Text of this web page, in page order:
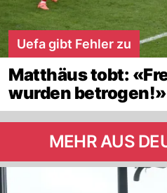
Uefa gibt Fehler zu
Matthäus tobt:
wurden betrogen!»
MEHR AUS